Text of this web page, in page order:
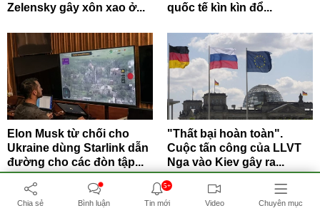
Zelensky gây xôn xao ở...
quốc tế kìn kìn đổ...
Elon Musk từ chối cho
Ukraine dùng Starlink dẫn
đường cho các đòn tập...
"Thất bại hoàn toàn".
Cuộc tấn công của LLVT
Nga vào Kiev gây ra...
Chia sẻ Bình luận
5+
Tin mới Video Chuyên mục